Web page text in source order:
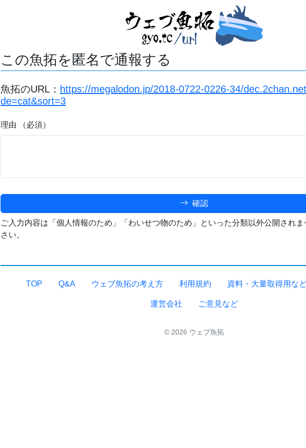
この魚拓を匿名で通報する
魚拓のURL： https://megalodon.jp/2018-0722-0226-34/
de=cat&sort=3
理由 （必須）
確認
ご入力内容は「個人情報のため」「わいせつ物のため」といった分類以外公開され
さい。
TOP Q&A ウェブ魚拓の考え方 利用規約 資料・大量取得用な
運営会社 ご意見など
© 2026 ウェブ魚拓